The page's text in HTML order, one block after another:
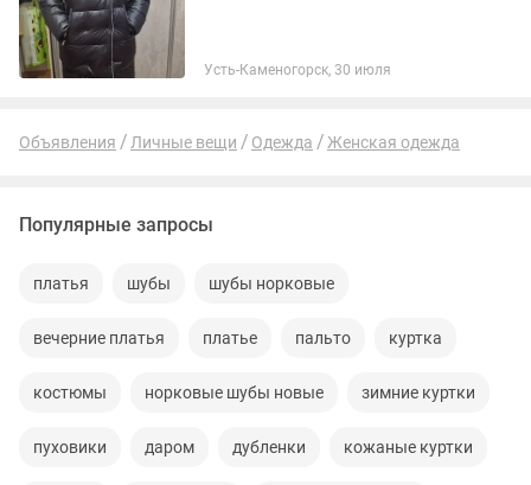
Усть-Каменогорск, 30 июля
Объявления Личные вещи Одежда Женская одежда
Популярные запросы
платья шубы шубы норковые
вечерние платья платье пальто куртка
костюмы норковые шубы новые зимние куртки
пуховики даром дубленки кожаные куртки